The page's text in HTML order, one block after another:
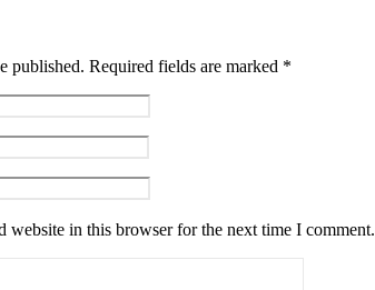
published. Required fields are marked *
website in this browser for the next time I comment.